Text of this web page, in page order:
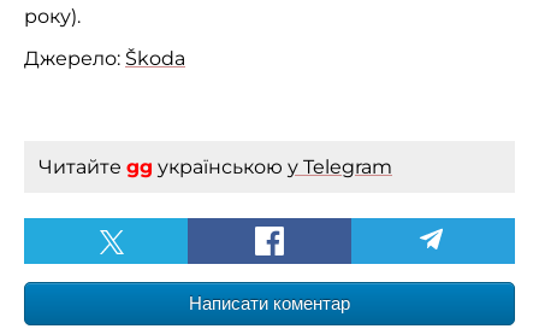
року).
Джерело: Škoda
Читайте gg українською у Telegram
Написати коментар